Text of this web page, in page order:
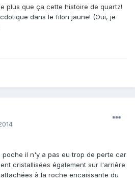
plus que ça cette histoire de quartz!
dans le filon jaune! (Oui, je
il n'y a pas eu trop de perte car
cristallisées également sur l'arrière
à la roche encaissante du